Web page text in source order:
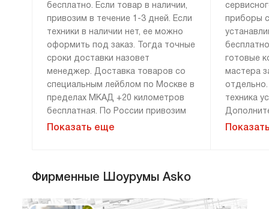
бесплатно. Если товар в наличии,
привозим в течение 1-3 дней. Если
техники в наличии нет, ее можно
оформить под заказ. Тогда точные
сроки доставки назовет
менеджер. Доставка товаров со
специальным лейблом по Москве в
пределах МКАД +20 километров
бесплатная. По России привозим
технику бесплатно, если сумма
предоплате. Дополнительные
Показать еще
приборы
готовые
мастера
техника
гарантию
Фирменные Шоурумы Asko